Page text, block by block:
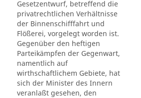
Gesetzentwurf, betreffend die
privatrechtlichen Verhältnisse
der Binnenschifffahrt und
Flößerei, vorgelegt worden ist.
Gegenüber den heftigen
Parteikämpfen der Gegenwart,
namentlich auf
wirthschaftlichem Gebiete, hat
sich der Minister des Innern
veranlaßt gesehen, den